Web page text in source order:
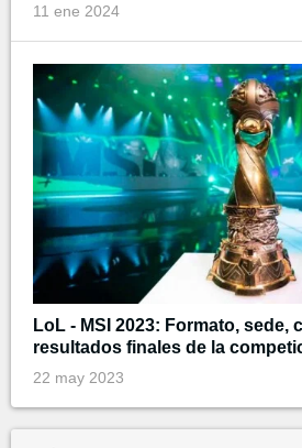
11 ene 2024
LoL - MSI 2023: Formato, sede,
resultados finales de la
22 may 2023